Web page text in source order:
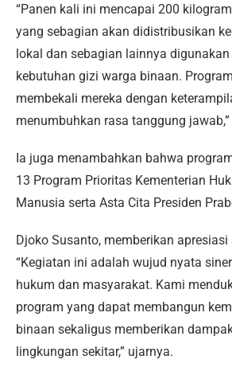
“Panen kali ini mencapai 200
yang sebagian akan didistribusikan
lokal dan sebagian lainnya
kebutuhan gizi warga binaan.
membekali mereka dengan
menumbuhkan rasa tanggung
Ia juga menambahkan bahwa
13 Program Prioritas Kementerian
Manusia serta Asta Cita Presiden
Djoko Susanto, memberikan
“Kegiatan ini adalah wujud nyata
hukum dan masyarakat. Kami
program yang dapat membangun
binaan sekaligus memberikan
lingkungan sekitar,” ujarnya.